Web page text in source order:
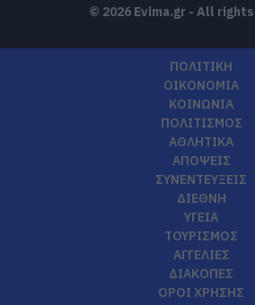
© 2026 Evima.gr - All
ΠΟΛΙΤΙΚΗ
ΟΙΚΟΝΟΜΙΑ
ΚΟΙΝΩΝΙΑ
ΠΟΛΙΤΙΣΜΟΣ
ΑΘΛΗΤΙΚΑ
ΑΠΟΨΕΙΣ
ΣΥΝΕΝΤΕΥΞΕΙΣ
ΔΙΕΘΝΗ
ΥΓΕΙΑ
ΤΟΥΡΙΣΜΟΣ
ΑΓΓΕΛΙΕΣ
ΔΙΑΚΟΠΕΣ
ΟΡΟΙ ΧΡΗΣΗΣ